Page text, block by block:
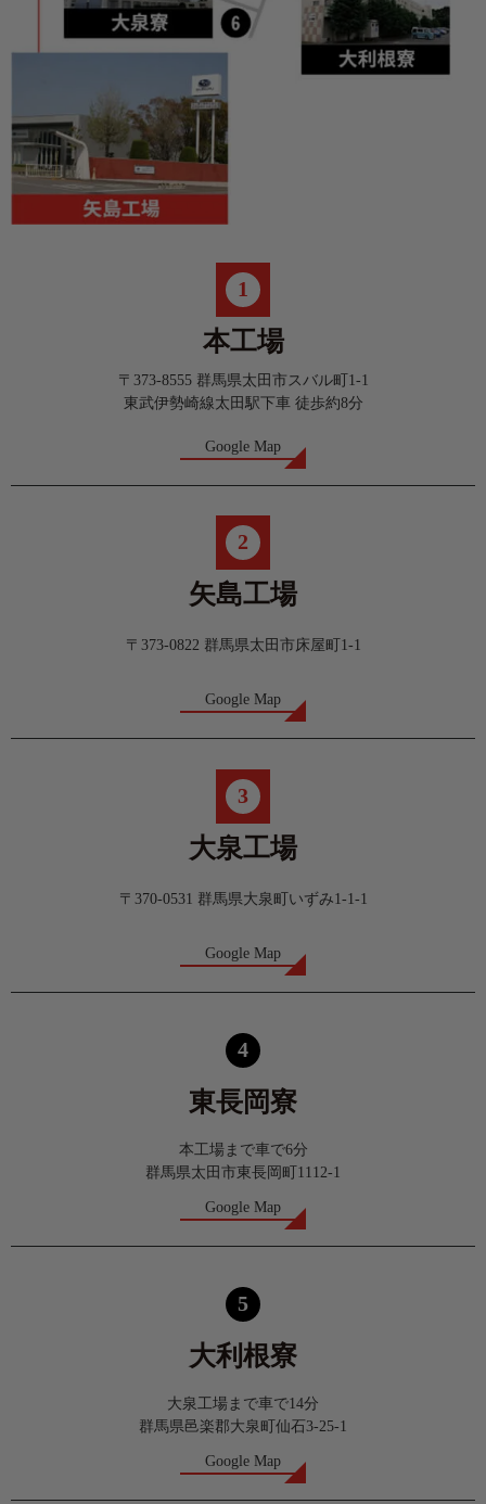
1
本工場
〒373-8555 群馬県太田市スバル町1-1
東武伊勢崎線太田駅下車 徒歩約8分
Google Map
2
矢島工場
〒373-0822 群馬県太田市床屋町1-1
Google Map
3
大泉工場
〒370-0531 群馬県大泉町いずみ1-1-1
Google Map
4
東長岡寮
本工場まで車で6分
群馬県太田市東長岡町1112-1
Google Map
5
大利根寮
大泉工場まで車で14分
群馬県邑楽郡大泉町仙石3-25-1
Google Map